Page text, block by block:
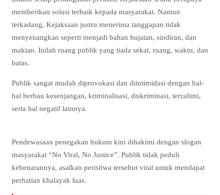
memberikan solusi terbaik kepada masyarakat. Namun
terkadang, Kejaksaan justru menerima tanggapan tidak
menyenangkan seperti menjadi bahan hujatan, sindiran, dan
makian. Inilah ruang publik yang tiada sekat, ruang, waktu, dan
batas.
Publik sangat mudah diprovokasi dan diintimidasi dengan hal-
hal berbau kesenjangan, kriminalisasi, diskriminasi, terzalimi,
serta hal negatif lainnya.
Pendewasaan penegakan hukum kini dihakimi dengan slogan
masyarakat “No Viral, No Justice”. Publik tidak peduli
kebenarannya, asalkan peristiwa tersebut viral untuk mendapat
perhatian khalayak luas.